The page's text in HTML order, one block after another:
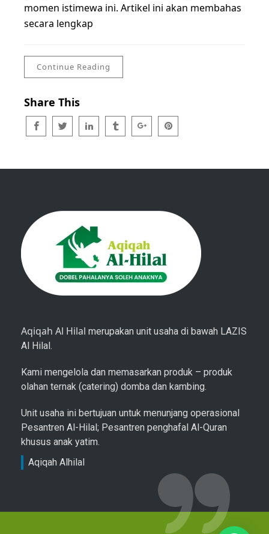
momen istimewa ini. Artikel ini akan membahas
secara lengkap
Continue Reading
Share This
Aqiqah Al Hilal merupakan unit usaha di bawah LAZIS
Al Hilal.
Kami mengelola dan memasarkan produk – produk
olahan ternak (catering) domba dan kambing.
Unit usaha ini bertujuan untuk menunjang operasional
Pesantren Al-Hilal; Pesantren penghafal Al-Quran
khusus anak yatim.
Aqiqah Alhilal